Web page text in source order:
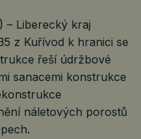
– Liberecký kraj
z Kuřívod k hranici se
řeší údržbové
sanacemi konstrukce
náletových porostů